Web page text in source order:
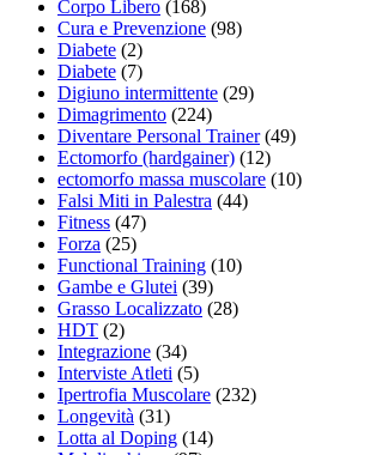
Corpo Libero (168)
Cura e Prevenzione (98)
Diabete (2)
Diabete (7)
Digiuno intermittente (29)
Dimagrimento (224)
Diventare Personal Trainer(49)
Ectomorfo (hardgainer) (12)
ectomorfo massa muscolare (10)
Falsi Miti in Palestra (44)
Fitness (47)
Forza (25)
Functional Training (10)
Gambe e Glutei (39)
Grasso Localizzato (28)
HDT (2)
Integrazione (34)
Interviste Atleti (5)
Ipertrofia Muscolare (232)
Longevità (31)
Lotta al Doping (14)